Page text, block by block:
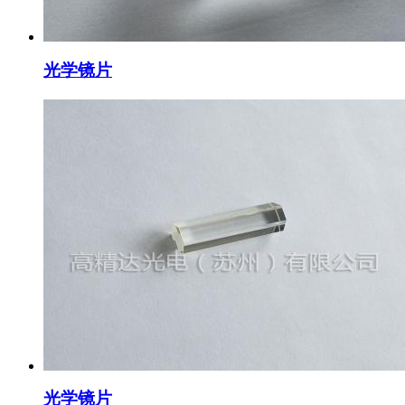
光学镜片
光学镜片